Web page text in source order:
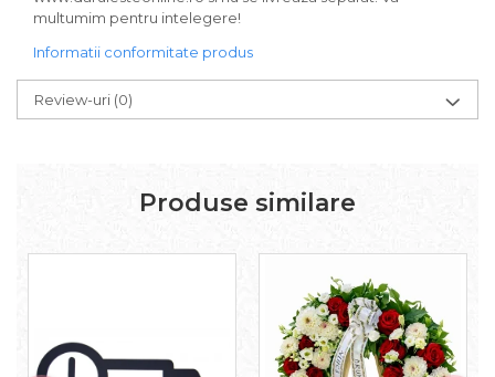
multumim pentru intelegere!
Informatii conformitate produs
Review-uri (0)
Produse similare